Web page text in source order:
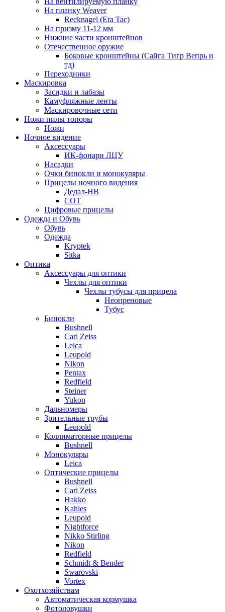
На планку Weaver
Recknagel (Era Tac)
На призму 11-12 мм
Нижние части кронштейнов
Отечественное оружие
Боковые кронштейны (Сайга Тигр Вепрь и
тд)
Переходники
Маскировка
Засидки и лабазы
Камуфляжные ленты
Маскировочные сети
Ножи пилы топоры
Ножи
Ночное видение
Аксессуары
ИК-фонари ЛЦУ
Насадки
Очки бинокли и монокуляры
Прицелы ночного видения
Дедал-НВ
СОТ
Цифровые прицелы
Одежда и Обувь
Обувь
Одежда
Kryptek
Sitka
Оптика
Аксессуары для оптики
Чехлы для оптики
Чехлы тубусы для прицела
Неопреновые
Тубус
Бинокли
Bushnell
Carl Zeiss
Leica
Leupold
Nikon
Pentax
Redfield
Steiner
Yukon
Дальномеры
Зрительные трубы
Leupold
Коллиматорные прицелы
Bushnell
Монокуляры
Leica
Оптические прицелы
Bushnell
Carl Zeiss
Hakko
Kahles
Leupold
Nightforce
Nikko Stirling
Nikon
Redfield
Schmidt & Bender
Swarovski
Vortex
Охотхозяйствам
Автоматическая кормушка
Фотоловушки